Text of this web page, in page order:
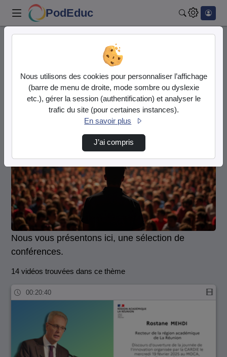
PodEduc
DRANE de La Réunion
DRANE de La Réunion Vidéo
Audio
Nous vous présentons ici, une sélection de
conférences.
14 vidéos trouvées dans ce thème
00:20:40
Nous utilisons des cookies pour personnaliser l’affichage
(barre de menu de droite, mode sombre ou dyslexie
etc.), gérer la session (authentification) et analyser le
trafic du site (pour certaines instances).
En savoir plus
J’ai compris